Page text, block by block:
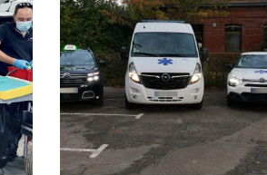
8 septembre 2024
Transport ponctuel et
personnel très attentionné.
Très satisfait du service.